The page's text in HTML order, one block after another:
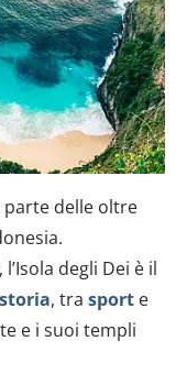
qualsiasi momento
contenuti ed
media e per
inoltre
sito con i
dei dati web,
combinarle
o che hanno
parte delle oltre
, l’Isola degli Dei è il
, tra sport e
e i suoi templi